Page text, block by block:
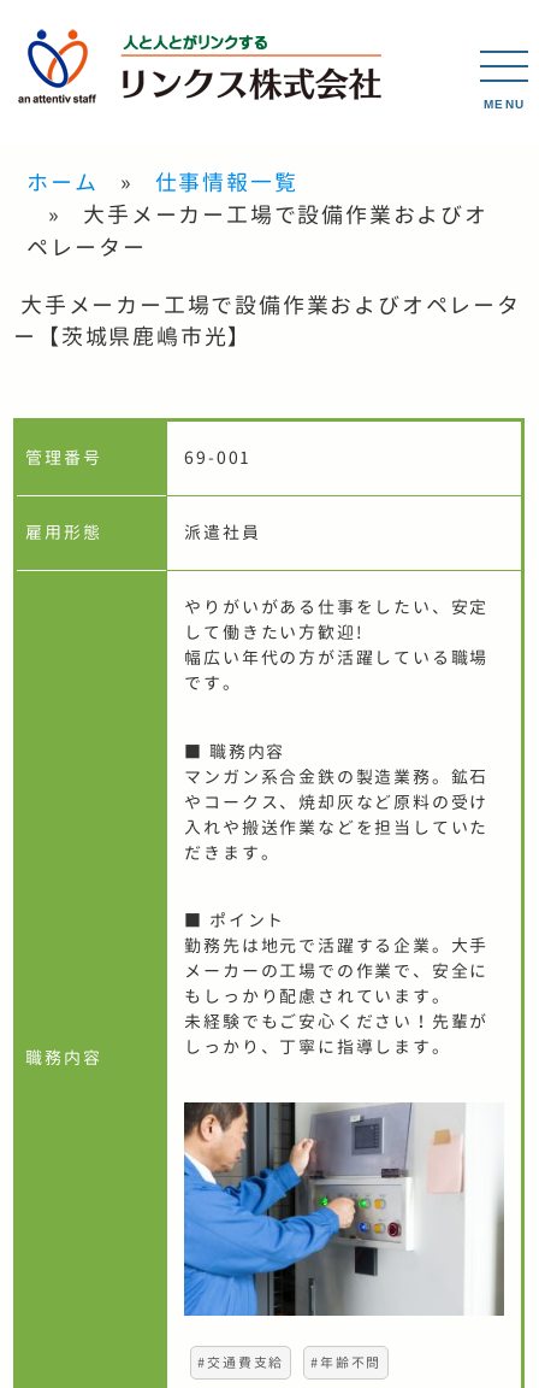
MENU
ホーム
仕事情報一覧
大手メーカー工場で設備作業およびオ
ペレーター
大手メーカー工場で設備作業およびオペレータ
ー【茨城県鹿嶋市光】
管理番号 69-001
雇用形態 派遣社員
職務内容
やりがいがある仕事をしたい、安定
して働きたい方歓迎!
幅広い年代の方が活躍している職場
です。
■ 職務内容
マンガン系合金鉄の製造業務。鉱石
やコークス、焼却灰など原料の受け
入れや搬送作業などを担当していた
だきます。
■ ポイント
勤務先は地元で活躍する企業。大手
メーカーの工場での作業で、安全に
もしっかり配慮されています。
未経験でもご安心ください！先輩が
しっかり、丁寧に指導します。
#交通費支給 #年齢不問